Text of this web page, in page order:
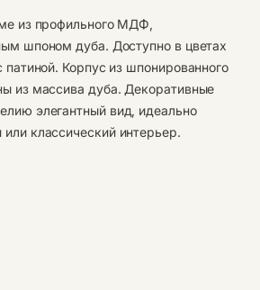
из профильного МДФ,
шпоном дуба. Доступно в цветах
Корпус из шпонированного
из массива дуба. Декоративные
элегантный вид, идеально
классический интерьер.